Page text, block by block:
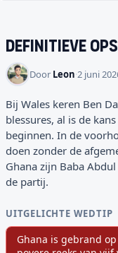
Definitieve
Door Leon·2 juni
Bij Wales keren Ben
blessures, al is de
beginnen. In de
doen zonder de
Ghana zijn Baba
de partij.
UITGELICHTE WEDTIP
Ghana is gebrand